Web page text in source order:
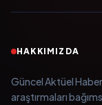
HAKKIMIZDA
Güncel Aktüel
araştırmaları